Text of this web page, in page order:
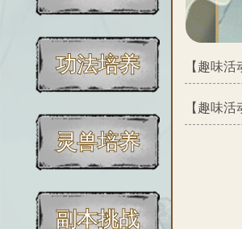
功法培养
灵兽培养
副本挑战
【趣味活
【趣味活